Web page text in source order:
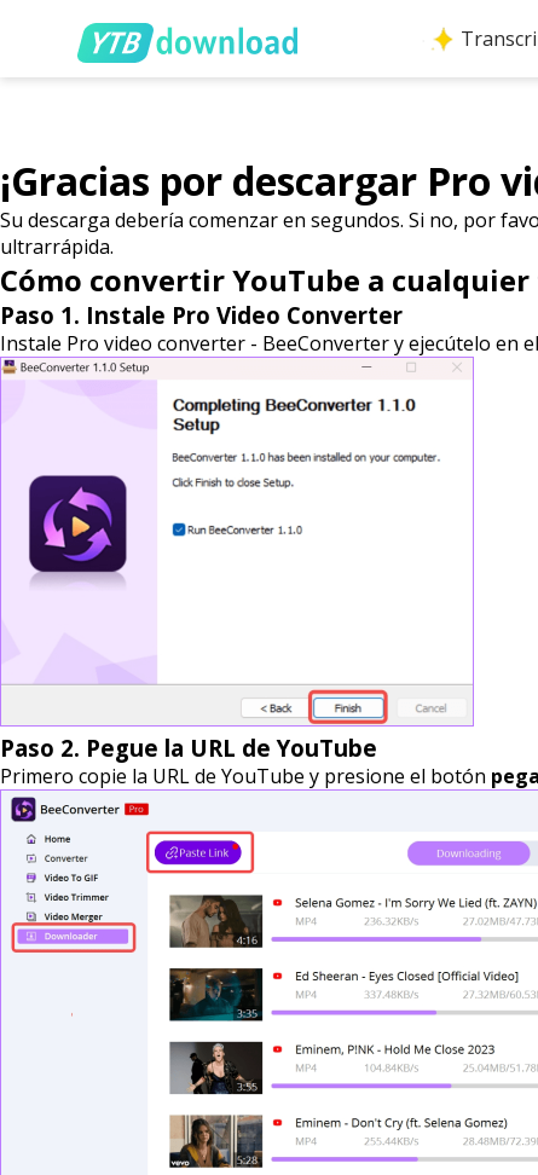
¡Gracias por descargar Pro
Su descarga debería comenzar en segundos. Si no, por
ultrarrápida.
Cómo convertirYouTube a
Paso 1. Instale Pro Video Converter
Instale Pro video converter - BeeConverter y ejecútelo en
Paso 2. Pegue la URL de YouTube
Primero copie la URL de YouTube y presione el botón